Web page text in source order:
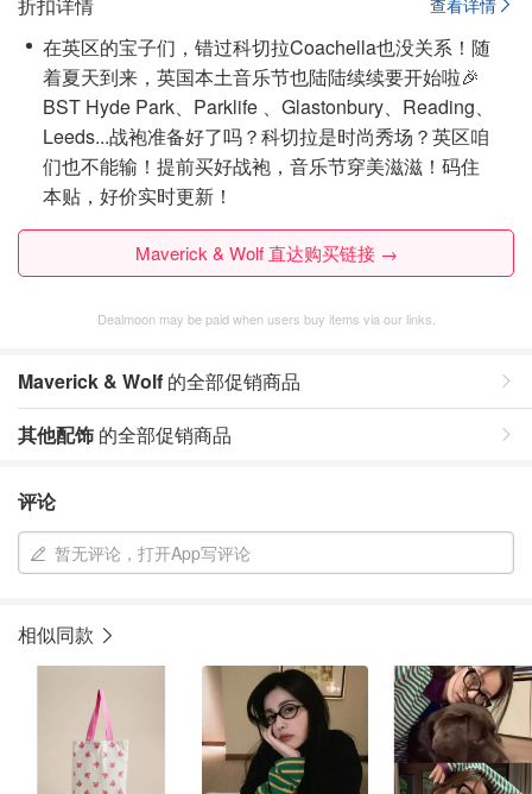
查看详情
在英区的宝子们，错过科切拉Coachella也没关系！随
着夏天到来，英国本土音乐节也陆陆续续要开始啦🎉
BST Hyde Park、Parklife 、Glastonbury、Reading、
Leeds...战袍准备好了吗？科切拉是时尚秀场？英区咱
们也不能输！提前买好战袍，音乐节穿美滋滋！ 码住
本贴，好价实时更新！
Maverick & Wolf 直达购买链接 →
Dealmoon may be paid when users buy items via our links.
Maverick & Wolf 的全部促销商品
其他配饰 的全部促销商品
评论
暂无评论，打开App写评论
相似同款